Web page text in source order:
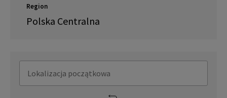
Region
Polska Centralna